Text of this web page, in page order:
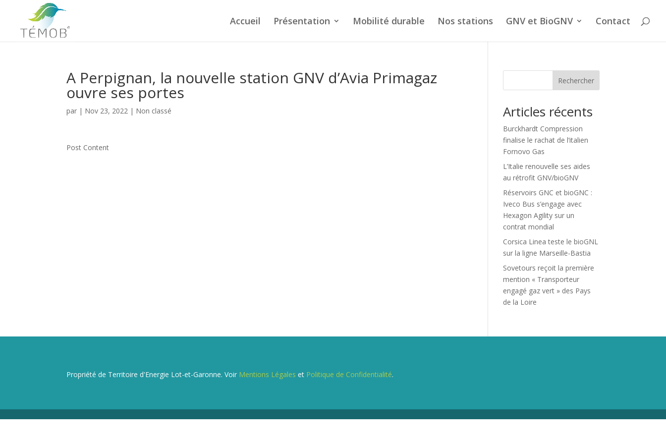
Accueil Présentation Mobilité durable Nos stations GNV et BioGNV Contact
A Perpignan, la nouvelle station GNV d’Avia Primagaz
ouvre ses portes
par | Nov 23, 2022 | Non classé
Post Content
Rechercher
Articles récents
Burckhardt Compression
finalise le rachat de l’italien
Fornovo Gas
L’Italie renouvelle ses aides
au rétrofit GNV/bioGNV
Réservoirs GNC et bioGNC :
Iveco Bus s’engage avec
Hexagon Agility sur un
contrat mondial
Corsica Linea teste le bioGNL
sur la ligne Marseille-Bastia
Sovetours reçoit la première
mention « Transporteur
engagé gaz vert » des Pays
de la Loire
Propriété de Territoire d'Energie Lot-et-Garonne. Voir Mentions Légales et Politique de Confidentialité.